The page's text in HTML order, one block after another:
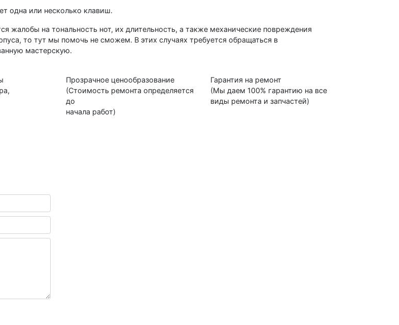
одна или несколько клавиш.
жалобы на тональность нот, их длительность, а также механические повреждения
то тут мы помочь не сможем. В этих случаях требуется обращаться в
мастерскую.
Прозрачное ценообразование
(Стоимость ремонта определяется
до
начала работ)
Гарантия на ремонт
(Мы даем 100% гарантию на все
виды ремонта и запчастей)